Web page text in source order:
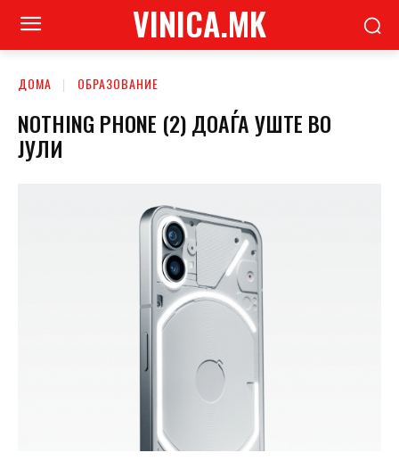
VINICA.MK
ДОМА ОБРАЗОВАНИЕ
NOTHING PHONE (2) ДОАЃА УШТЕ ВО
ЈУЛИ